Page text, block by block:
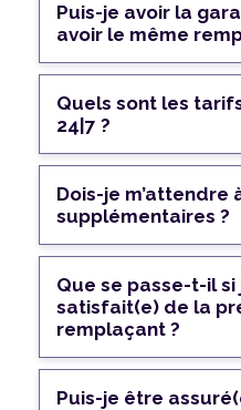
Puis-je avoir la
avoir le même
Quels sont les
24|7 ?
Dois-je m’attendre
supplémentaires ?
Que se passe-t-il si
satisfait(e) de la
remplaçant ?
Puis-je être